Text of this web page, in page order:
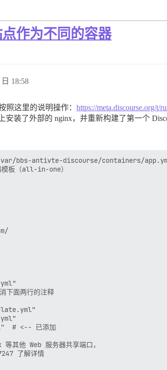
作为不同的容器
18:58
照这里的说明操作： https://meta.discourse.org/t/
装了外部的 nginx，并重新构建了第一个
bbs-antivte-discourse/containers/
板（all-in-one）
面两行的注释
# <-- 已添加
他 Web 服务器共享端口，
了解详情